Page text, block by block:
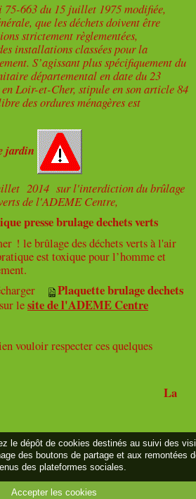
663 du 15 juillet 1975 modifiée,
que les déchets doivent être
strictement règlementées,
installations classées pour la
S’agissant plus spécifiquement du
départemental en date du 23
Loir-et-Cher, stipule en son article 84
des ordures ménagères est
jardin
2014 sur l'interdiction du brûlage
de l'ADEME Centre,
presse brulage dechets verts
! le brûlage des déchets verts à l'air
est toxique pour l’homme et
Plaquette brulage dechets
lesite de l'ADEME Centre
vouloir respecter ces quelques
La
: 05/07/2021
le dépôt de cookies destinés au suivi des
des boutons de partage et aux remontées
des plateformes sociales.
Accepter les cookies